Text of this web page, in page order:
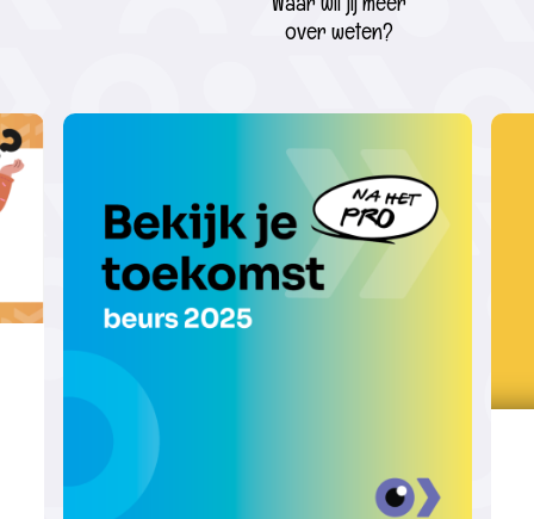
over weten?